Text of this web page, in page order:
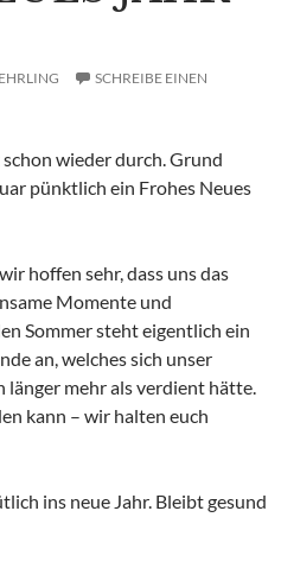
SCHREIBE EINEN
wieder durch. Grund
pünktlich ein Frohes Neues
hoffen sehr, dass uns das
Momente und
Sommer steht eigentlich ein
an, welches sich unser
länger mehr als verdient hätte.
kann – wir halten euch
ins neue Jahr. Bleibt gesund